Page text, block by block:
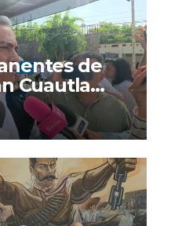
de
Cuautla
y más de
resueltas